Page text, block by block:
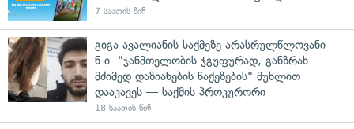
7 საათის წინ
გიგა ავალიანის საქმეზე არასრულწლოვანი
ნ.ი. "ჯანმთელობის ჯგუფურად, განზრახ
მძიმედ დაზიანების წაქეზების" მუხლით
დააკავეს — საქმის პროკურორი
18 საათის წინ